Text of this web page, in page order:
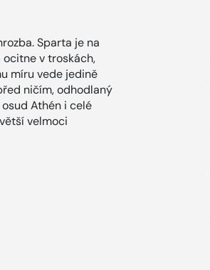
Sparta je na
ocitne v troskách,
míru vede jedině
ničím, odhodlaný
Athén i celé
velmoci